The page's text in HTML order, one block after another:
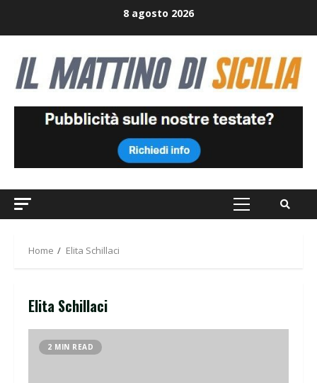
8 agosto 2026
Primary
Home Elita Schillaci
Elita Schillaci
2 MIN READ